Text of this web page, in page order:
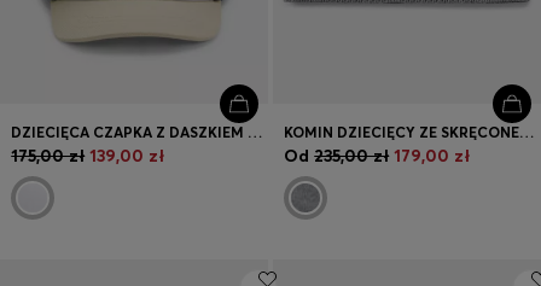
DZIECIĘCA CZAPKA Z DASZKIEM Z BLOKAMI KOLORYSTYCZNYMI I NADRUKOWANYM LOGO
175,00 zł 139,00 zł
KOMIN DZIECIĘCY ZE SKRĘCONEJ DZIANINY Z NASZYWKĄ Z LOGO
Od 235,00 zł 179,00 zł